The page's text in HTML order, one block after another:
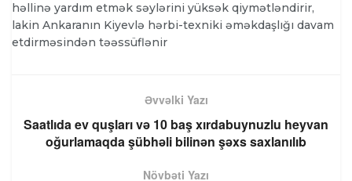
həllinə yardım etmək səylərini yüksək qiymətləndirir,
lakin Ankaranın Kiyevlə hərbi-texniki əməkdaşlığı davam
etdirməsindən təəssüflənir
Əvvəlki Yazı
Saatlıda ev quşları və 10 baş xırdabuynuzlu heyvan
oğurlamaqda şübhəli bilinən şəxs saxlanılıb
Növbəti Yazı